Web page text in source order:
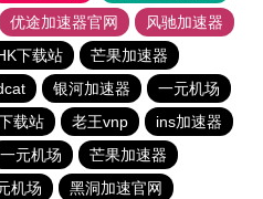
优途加速器官网
风驰加速器
下载站
芒果加速器
银河加速器
一元机场
载站 老王vnp
ins加速器
一元机场
芒果加速器
机场 黑洞加速官网